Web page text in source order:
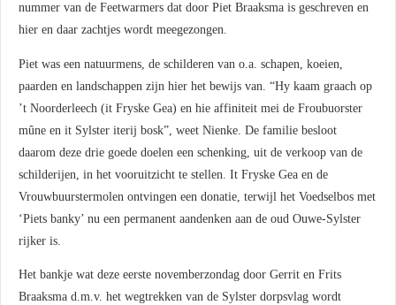
nummer van de Feetwarmers dat door Piet Braaksma is geschreven en
hier en daar zachtjes wordt meegezongen.
Piet was een natuurmens, de schilderen van o.a. schapen, koeien,
paarden en landschappen zijn hier het bewijs van. “Hy kaam graach op
’t Noorderleech (it Fryske Gea) en hie affiniteit mei de Froubuorster
mûne en it Sylster iterij bosk”, weet Nienke. De familie besloot
daarom deze drie goede doelen een schenking, uit de verkoop van de
schilderijen, in het vooruitzicht te stellen. It Fryske Gea en de
Vrouwbuurstermolen ontvingen een donatie, terwijl het Voedselbos met
‘Piets banky’ nu een permanent aandenken aan de oud Ouwe-Sylster
rijker is.
Het bankje wat deze eerste novemberzondag door Gerrit en Frits
Braaksma d.m.v. het wegtrekken van de Sylster dorpsvlag wordt